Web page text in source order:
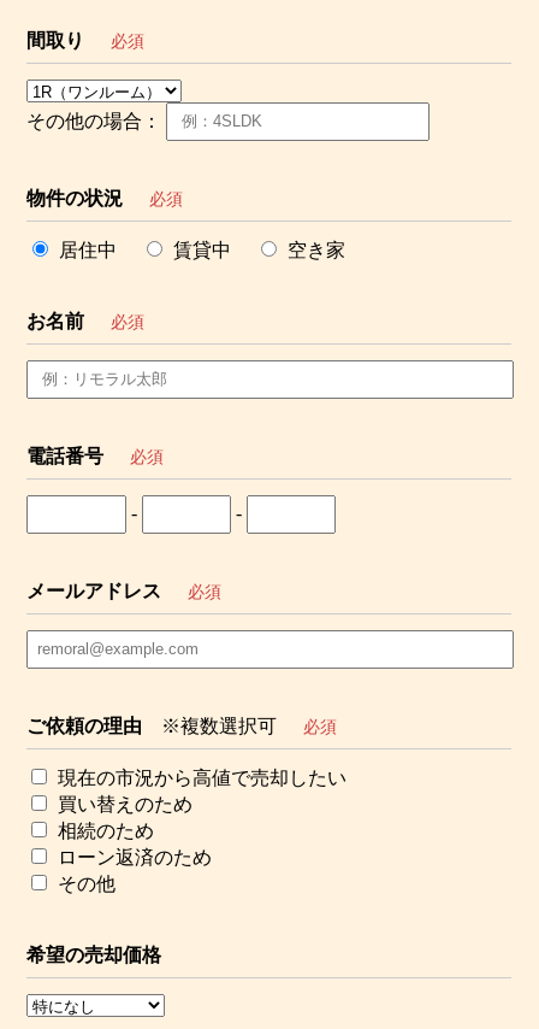
間取り 必須
その他の場合：
物件の状況 必須
居住中 賃貸中 空き家
お名前 必須
電話番号 必須
- -
メールアドレス 必須
ご依頼の理由 ※複数選択可 必須
現在の市況から高値で売却したい
買い替えのため
相続のため
ローン返済のため
その他
希望の売却価格